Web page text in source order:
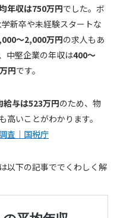
年収は750万円でした。ボ
学新卒や未経験スタートな
～2,000万円の求人もあ
中堅企業の年収は400～
円です。
給与は523万円のため、物
いことがわかります。
査｜国税庁
以下の記事ででくわしく解